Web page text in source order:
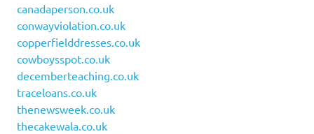
canadaperson.co.uk
conwayviolation.co.uk
copperfielddresses.co.uk
cowboysspot.co.uk
decemberteaching.co.uk
traceloans.co.uk
thenewsweek.co.uk
thecakewala.co.uk